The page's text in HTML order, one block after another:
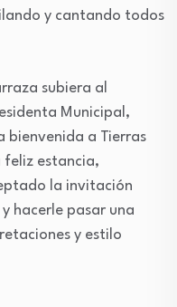
y cantando todos
subiera al
Municipal,
bienvenida a Tierras
feliz estancia,
la invitación
hacerle pasar una
y estilo